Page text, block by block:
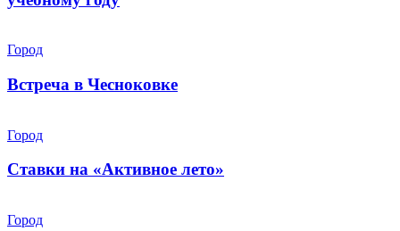
Город
Встреча в Чесноковке
Город
Ставки на «Активное лето»
Город